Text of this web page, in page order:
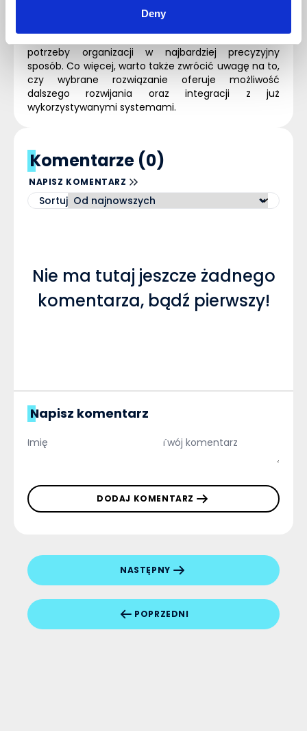
Deny
? Należy szczególnie zwrócić uwagę na
się na takie narzędzie, które odpowie na cele i
potrzeby organizacji w najbardziej precyzyjny
sposób. Co więcej, warto także zwrócić uwagę na to,
czy wybrane rozwiązanie oferuje możliwość
dalszego rozwijania oraz integracji z już
wykorzystywanymi systemami.
Komentarze (0)
NAPISZ KOMENTARZ
Sortuj
Nie ma tutaj jeszcze żadnego
komentarza, bądź pierwszy!
Napisz komentarz
DODAJ KOMENTARZ
POPRZEDNI
NASTĘPNY